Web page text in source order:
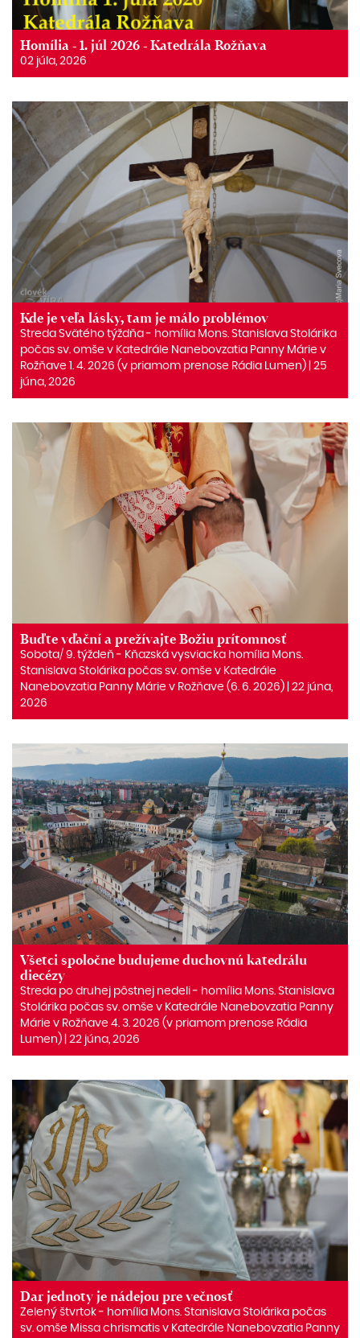
Homília - 1. júl 2026 - Katedrála Rožňava
02 júla, 2026
Kde je veľa lásky, tam je málo problémov
Streda Svätého týždňa ‒ homília Mons. Stanislava Stolárika
počas sv. omše v Katedrále Nanebovzatia Panny Márie v
Rožňave 1. 4. 2026 (v priamom prenose Rádia Lumen) | 25
júna, 2026
Buďte vďační a prežívajte Božiu prítomnosť
Sobota/ 9. týždeň ‒ Kňazská vysviacka homília Mons.
Stanislava Stolárika počas sv. omše v Katedrále
Nanebovzatia Panny Márie v Rožňave (6. 6. 2026) | 22 júna,
2026
Všetci spoločne budujeme duchovnú katedrálu
diecézy
Streda po druhej pôstnej nedeli ‒ homília Mons. Stanislava
Stolárika počas sv. omše v Katedrále Nanebovzatia Panny
Márie v Rožňave 4. 3. 2026 (v priamom prenose Rádia
Lumen) | 22 júna, 2026
Dar jednoty je nádejou pre večnosť
Zelený štvrtok ‒ homília Mons. Stanislava Stolárika počas
sv. omše Missa chrismatis v Katedrále Nanebovzatia Panny